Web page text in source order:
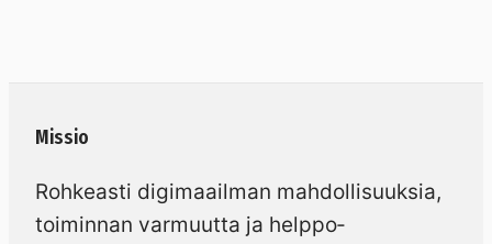
Missio
Rohkeasti digimaailman mahdollisuuksia,
toiminnan varmuutta ja helppo­